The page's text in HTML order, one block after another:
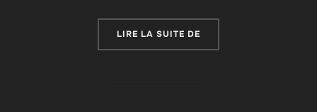
LIRE LA SUITE DE